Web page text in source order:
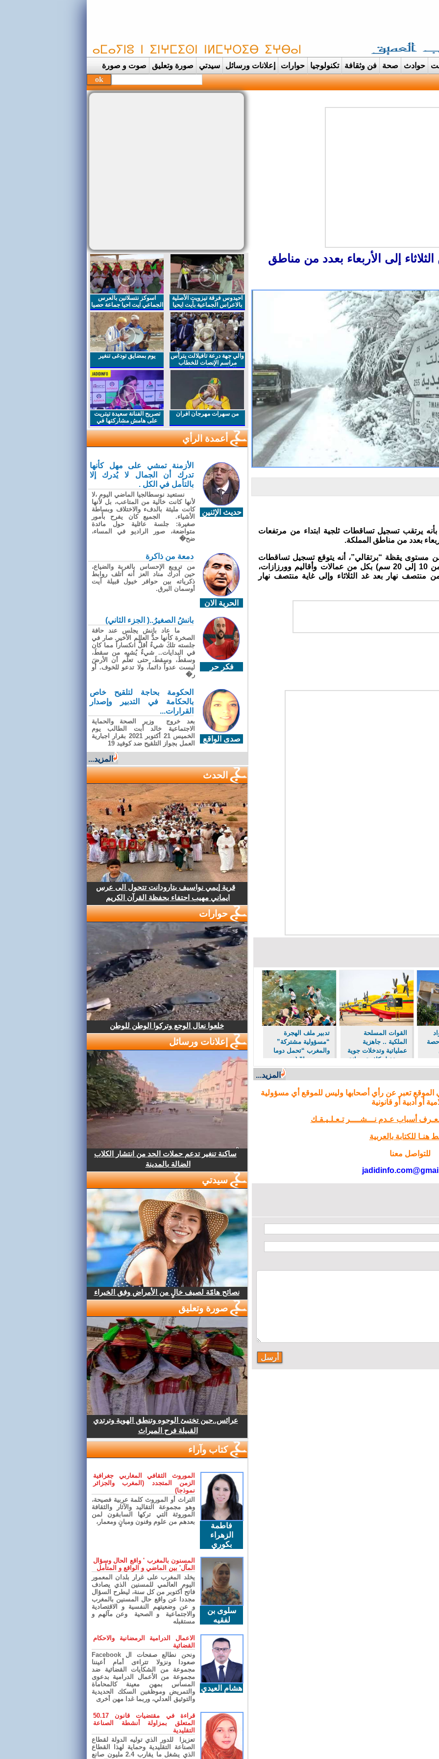
حوادث صحة فن وثقافة تكنولوجيا حوارات إعلانات ورسائل سيدتي صورة وتعليق صوت و صورة
تتحول الى عرس ايماني |
إلى الأربعاء بعدد من مناطق
بأنه يرتقب تسجيل تساقطات ثلجية ابتداء من مرتفعات
مستوى يقظة “برتقالي”، أنه يتوقع تسجيل تساقطات
ثلجية ابتداء من مرتفعات 2000 متر (من 10 إلى 20 سم) بكل من عمالات وأقاليم وورزازات،
من منتصف نهار بعد غد الثلاثاء وإلى غاية منتصف نهار
حصة
القوات المسلحة
الملكية .. جاهزية
عملياتية وتدخلات جوية
منسقة لمكافحة حرائق
الغابات
تدبير ملف الهجرة
“مسؤولية مشتركة”
والمغرب “تحمل دوما
نصيبه منها” (مصدر
حكومي)
المزيد...
الموقع تعبر عن رأي أصحابها وليس للموقع أي مسؤولية
أو أدبية أو قانونية
أسباب عـدم نـــشــــر تـعـلـيـقـك
هنـا للكتابة بالعربية
للتواصل معنا
احيدوس فرقة تيزويت الأصلية
بالاعراس الجماعية بأيت ايحيا
اسوكز نتسلاتين بالعرس
الجماعي ايت احيا جماعة حصيا
والي جهة درعة تافيلالت يترأس
مراسم الإنصات للخطاب
الملكي السامي بمناسبة
يوم بمضايق تودغى تنغير
من سهرات مهرجان افران
تصريح الفنانة سعيدة تيتريت
على هامش مشاركتها في
مهرجان افران
أعمدة الرأي
حديث الإثنين
الأزمنة تمشي على مهل كأنها
تدرك أن الجمال لا يُدرك إلا
بالتأمل في الكل .
نستعيد نوسطالجيا الماضي اليوم ،لا
لأنها كانت خالية من المتاعب، بل لأنها
كانت مليئة بالدفء والاختلاف وبساطة
الأشياء. الجميع كان يفرح بأمور
صغيرة: جلسة عائلية حول مائدة
متواضعة، صور الراديو في المساء،
ضح�
الحرية الان
دمعة من ذاكرة
من ترويع الإحساس بالغربة والضياع،
حين أدرك مناد العز أنه أتلف روابط
ذكرياته بين حوافر خيول قبيلة آيت
أوسمان البرق.
فكر حر
بانشُ الصغيرُ..( الجزء الثاني)
ما عاد بانش يجلس عند حافة
الصخرة كأنها حدُّ العالم الأخير. صار في
جلسته تلكَ شيءٌ أقلُّ انكساراً مما كان
في البدايات.. شيءٌ يُشبِه من سقطَ،
وسقطَ، وسقطَ، حتى تعلّم أن الأرضَ
ليست عدواً دائماً، ولا تدعو للخوف. أو
ر�
صدى الواقع
الحكومة بحاجة لتلقيح خاص
بالحكامة في التدبير وإصدار
القرارات...
بعد خروج وزير الصحة والحماية
الاجتماعية خالد أبت الطالب يوم
الخميس 21 أكتوبر 2021 بقرار اجبارية
العمل بجواز التلقيح ضد كوفيد 19
المزيد...
الحدث
قرية إيمي نواسيف بتارودانت تتحول الى عرس
ايماني مهيب احتفاء بحفظة القرآن الكريم
حوارات
خلعوا نعال الوجع وتركوا الوطن للوطن
إعلانات ورسائل
ساكنة تنغير تدعم حملات الحد من انتشار الكلاب
الضالة بالمدينة
سيدتي
نصائح هامّة لصيف خالٍ من الأمراض وفق الخبراء
صورة وتعليق
عرائس..حين تختبئ الوجوه وتنطق الهوية وترتدي
القبيلة فرح الميراث
كتاب وآراء
فاطمة
الزهراء
بكوري
الموروث الثقافي المغاربي جغرافية
الزمن المتجدد (المغرب والجزائر
نموذجا)
التراث أو الموروث كلمة عربية فصيحة،
وهو مجموعة التقاليد والآثار والثقافة
الموروثة التي تركها السابقون لمن
بعدهم من علوم وفنون ومبانٍ ومعمار،
سلوى بن
لفقيه
المسنون بالمغرب ' واقع الحال وسؤال
المآل' بين الماضي و الواقع و المتأمل
يخلد المغرب على غرار بلدان المعمور
اليوم العالمي للمسنين الذي يصادف
فاتح أكتوبر من كل سنة، ليطرح السؤال
مجددا عن واقع حال المسنين بالمغرب
و عن وضعيتهم النفسية و الاقتصادية
والاجتماعية و الصحية وعن مآلهم و
مستقبله
هشام العيدي
الاعمال الدرامية الرمضانية والاحكام
القضائية
ونحن نطالع صفحات ال Facebook
صعودا ونزولا تتراءى أمام أعيننا
مجموعة من الشكايات القضائية ضد
مجموعة من الأعمال الدرامية بدعوى
المساس بمهن معينة كالمحاماة
والتمريض وموظفين السكك الحديدية
والتوثيق العدلي، وربما غدا مهن أخرى
قراءة في مقتضيات قانون 50.17
المتعلق بمزاولة أنشطة الصناعة
التقليدية
تعزيزا للدور الذي توليه الدولة لقطاع
الصناعة التقليدية وحماية لهذا القطاع
الذي يشغل ما يقارب 2.4 مليون صانع